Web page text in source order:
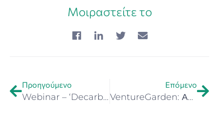
Μοιραστείτε το
Προηγούμενο
Webinar – ‘Decarbonising Geographical Islands: Exploring Techno-Economic and Environmental Aspects on Eigerøy and Crete (11 Dec. 2023)
Επόμενο
VentureGarden: Από την ιδέα στη χρηματοδότηση – Παρασκευή 12 Ιανουαρίου στις 18:00 στο Bizrupt